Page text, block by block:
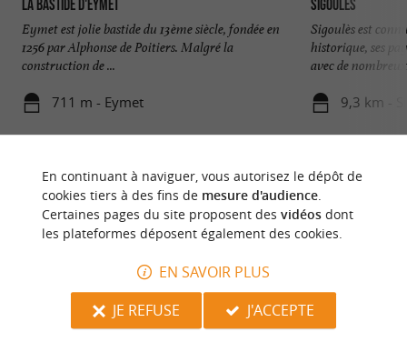
LA BASTIDE D'EYMET
Eymet est jolie bastide du 13ème siècle, fondée en
1256 par Alphonse de Poitiers. Malgré la
construction de ...
711 m - Eymet
Sigoulès
Sigoulès est
historique, ses
avec de
9,3 km -
NOUS AVONS TESTÉPOUR VOUS
En continuant à naviguer, vous autorisez le dépôt de
cookies tiers à des fins de mesure d'audience.
Certaines pages du site proposent des vidéosdont
les plateformes déposent également des cookies.
EN SAVOIR PLUS
JE REFUSE
J'ACCEPTE